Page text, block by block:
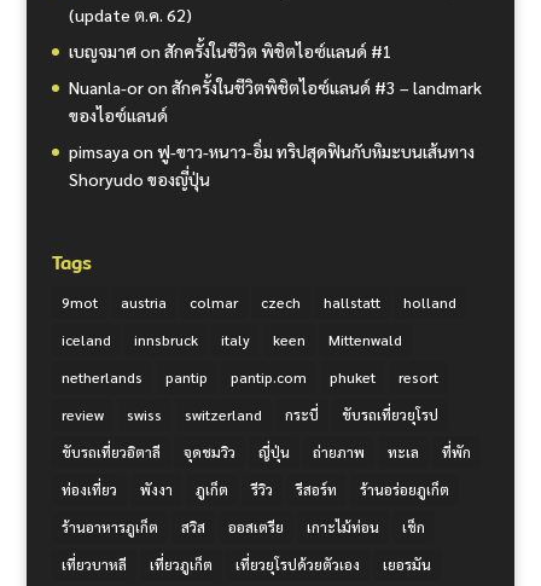
(update ต.ค. 62)
เบญจมาศon สักครั้งในชีวิต พิชิตไอซ์แลนด์ #1
Nuanla-oron สักครั้งในชีวิตพิชิตไอซ์แลนด์ #3 – landmark
ของไอซ์แลนด์
pimsaya on ฟู-ขาว-หนาว-อิ่ม ทริปสุดฟินกับหิมะบนเส้นทาง
Shoryudo ของญี่ปุ่น
Tags
9mot austria colmar czech hallstatt
holland
iceland
innsbruck italy keen
Mittenwald
netherlands
pantip pantip.com phuket
resort
review
swiss switzerland กระบี่
ขับรถเที่ยวยุโรป
ขับรถเที่ยวอิตาลี
จุดชมวิว ญี่ปุ่น ถ่ายภาพ ทะเล
ที่พัก
ท่องเที่ยว
พังงา ภูเก็ต รีวิว รีสอร์ท
ร้านอร่อยภูเก็ต
ร้านอาหารภูเก็ต
สวิส ออสเตรีย เกาะไม้ท่อน
เช็ก
เที่ยวบาหลี
เที่ยวภูเก็ต เที่ยวยุโรปด้วยตัวเอง เยอรมัน